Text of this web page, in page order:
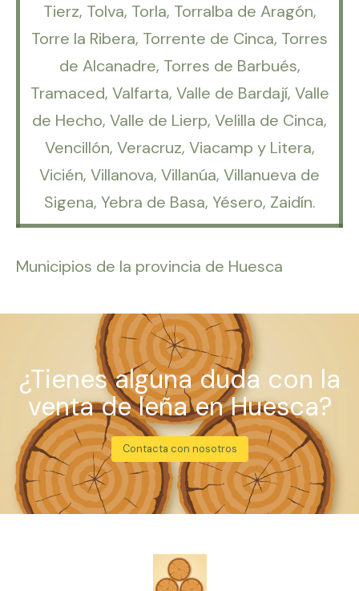
Tierz, Tolva, Torla, Torralba de Aragón,
Torre la Ribera, Torrente de Cinca, Torres
de Alcanadre, Torres de Barbués,
Tramaced, Valfarta, Valle de Bardají, Valle
de Hecho, Valle de Lierp, Velilla de Cinca,
Vencillón, Veracruz, Viacamp y Litera,
Vicién, Villanova, Villanúa, Villanueva de
Sigena, Yebra de Basa, Yésero, Zaidín.
Municipios de la provincia de Huesca
¿Tienes alguna duda con la
venta de leña en Huesca?
Contacta con nosotros